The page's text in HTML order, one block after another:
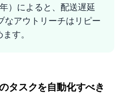
）によると、配送遅延
なアウトリーチはリピー
す。
タスクを自動化すべき